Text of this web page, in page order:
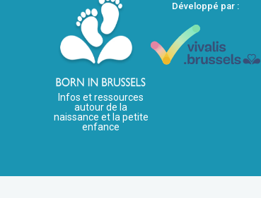
Infos et ressources
autour de la
naissance et la petite
enfance
Développé par :